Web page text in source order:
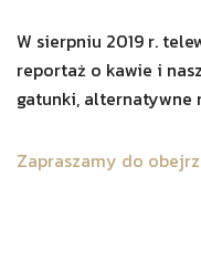
W sierpniu 2019 r.
reportaż o kawie i
gatunki, alternatywne
Zapraszamy do